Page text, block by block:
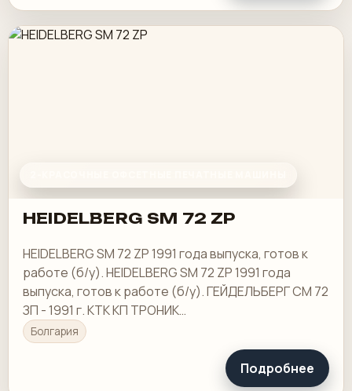
HEIDELBERG SM 72 ZP
HEIDELBERG SM 72 ZP 1991 года выпуска, готов к
работе (б/у). HEIDELBERG SM 72 ZP 1991 года
выпуска, готов к работе (б/у). ГЕЙДЕЛЬБЕРГ СМ 72
ЗП - 1991 г. КТК КП ТРОНИК
СОВЕРШЕНСТВОВАТЕЛЬ
Болгария
Подробнее